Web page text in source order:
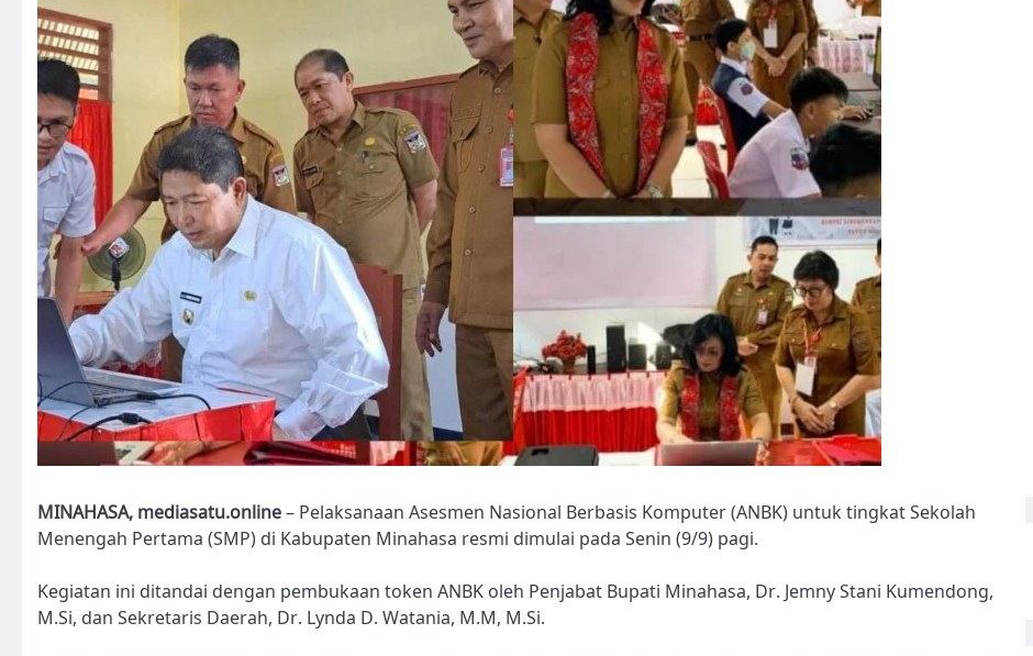
MINAHASA, mediasatu.online– Pelaksanaan Asesmen Nasional Berbasis Komputer (ANBK) untuk tingkat Sekolah
Menengah Pertama (SMP) di Kabupaten Minahasa resmi dimulai pada Senin (9/9) pagi.
Kegiatan ini ditandai dengan pembukaan token ANBK oleh Penjabat Bupati Minahasa, Dr. Jemny Stani Kumendong,
M.Si, dan Sekretaris Daerah, Dr. Lynda D. Watania, M.M, M.Si.